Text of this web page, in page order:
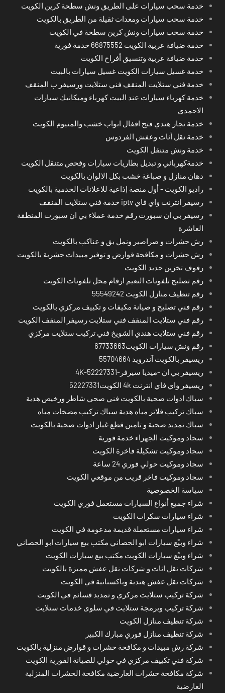
خدمة سحب سيارات على الطريق ونش سطحة كرين الكويت
خدمة سحب سيارات ومعدات ثقيلة من الطريق بالكويت
خدمة سحب سيارات ونش كرين سطحة في الكويت
خدمة ضيافة عربية الكويت 66875552 خدمة فورية
خدمة ضيافة عربية وتنسيق أفراح الكويت
خدمة غسيل سيارات الكويت غسيل سيارات بالبيت
خدمة فني ستلايت المنقف فني ستلايت ورسيفر ب المنقف
خدمة كهرباء سيارات عند البيت كهرباء وميكانيك سيارات
الاحمدي
خدمة نجار هندي فتح اقفال ابواب خشب والمنيوم الكويت
خدمة نقل أثاث وعفش الفردوس
خدمة ونش متنقل الكويت
خدمةكهربائي و تبديل بطاريات سيارات وفحص متنقل الكويت
دهان منازل و صباغة خشب بكل الالوان بالكويت
راديو الكويت - أول منصة إذاعية للاعلانات الخدمية بالكويت
رسيفر انترنت واي فاي iptv خدمة فني ستلايت المنقف
رسيفر بي ان سبورت رقم خدمة عملاء بي ان سبورت المنطقة
العاشرة
رش حشرات و صراصير ونمل بق و عناكب بالكويت
رش حشرات و مكافحة قوارض و توفير مبيدات حشرية بالكويت
رفوف تخزين حديد الكويت
رقم تصليح تلفونات النعيم ارقام محل تلفونات الكويت
رقم تنظيف منازل الكويت 55549242
رقم فني تصليح و صيانة مكيفات و تكييف مركزي بالكويت
رقم فني ستلايت المنقف فني ستلايت رسيفر المنقف الكويت
رقم فني ستلايت هندي الشويخ فني تركيب ستلايت مركزي
رقم ونش سيارات الكويت67733663
ريسيفر بالكويت آندرويد 55704664
ريسيفر بي ان -ميديا سيرفر-4K-52227331
ريسيفر واي فاي انترنت 4k الكويت52227331
سباك ادوات صحية بالكويت فني صحي شاطر ورخيص هدية
سباك تركيب فلاتر مياه هدية سباك تركيب مضخات مياه
سباك تمديد صحية و تامين قطع غيار ادوات صحية بالكويت
سجاد وموكيت الجهراء خدمة فورية
سجاد وموكيت تشكيلة فاخرة الكويت
سجاد وموكيت حولي فوري 24 ساعة
سجاد وموكيت فاخر قريب من موقعي الكويت
سياسة الخصوصية
شراء جميع أنواع السيارات مستعمل فوري الكويت
شراء سيارات سكراب الكويت
شراء سيارات مستعملة قديمة مدعومة في الكويت
شراء وبيْع سيارات ابو الحصاني مكتب بيع سيارات ابو الحصاني
شراء وبيْع سيارات الكويت مكتب بيع سيارات الكويت
شركات نقل اثاث و شركات نقل عفش مميزة بالكويت
شركات نقل عفش هندية وباكستانية في الكويت
شركة تركيب ستلايت مركزي و تمديد قسائم في الكويت
شركة تركيب وبرمجة ستلايت في سلوى خدمات ستلايت
شركة تنظيف منازل الكويت
شركة تنظيف منازل فوري مبارك الكبير
شركة رش مبيدات و مكافحة حشرات و قوارض منزلية بالكويت
شركة فني تكييف مركزي في حولي للصيانة الفورية الكويت
شركة مكافحة حشرات العارضية مكافحة الحشرات المنزلية
العارضية